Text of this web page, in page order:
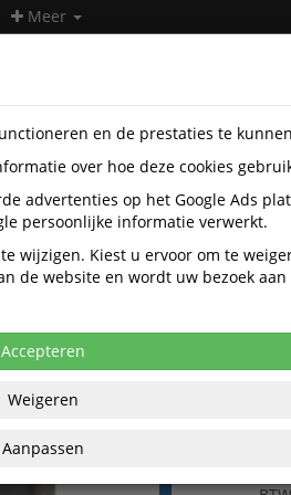
Meer
Motoraangedreven
Microfilter K010AA
en de prestaties te
over hoe deze cookies
advertenties op het Google Ads
persoonlijke informatie verwerkt.
wijzigen. Kiest u ervoor om te
de website en wordt uw bezoek
Accepteren
Weigeren
Aanpassen